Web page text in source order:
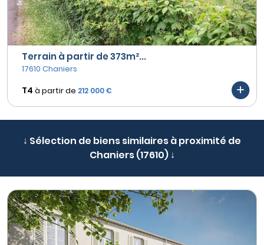
Terrain à partir de 373m²...
17610 Chaniers
T4 à partir de 212 000 €
↓ Sélection de biens similaires à proximité de
Chaniers (17610) ↓